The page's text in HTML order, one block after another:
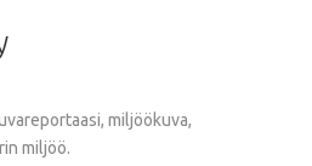
miljöökuva,
miljöö.